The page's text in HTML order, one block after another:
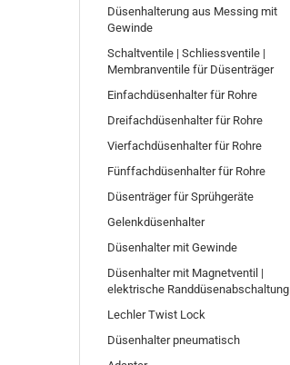
Düsenhalterung aus Messing mit
Gewinde
Schaltventile | Schliessventile |
Membranventile für Düsenträger
Einfachdüsenhalter für Rohre
Dreifachdüsenhalter für Rohre
Vierfachdüsenhalter für Rohre
Fünffachdüsenhalter für Rohre
Düsenträger für Sprühgeräte
Gelenkdüsenhalter
Düsenhalter mit Gewinde
Düsenhalter mit Magnetventil |
elektrische Randdüsenabschaltung
Lechler Twist Lock
Düsenhalter pneumatisch